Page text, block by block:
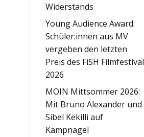
Widerstands
Young Audience Award:
Schüler:innen aus MV
vergeben den letzten
Preis des FiSH Filmfestival
2026
MOIN Mittsommer 2026:
Mit Bruno Alexander und
Sibel Kekilli auf
Kampnagel